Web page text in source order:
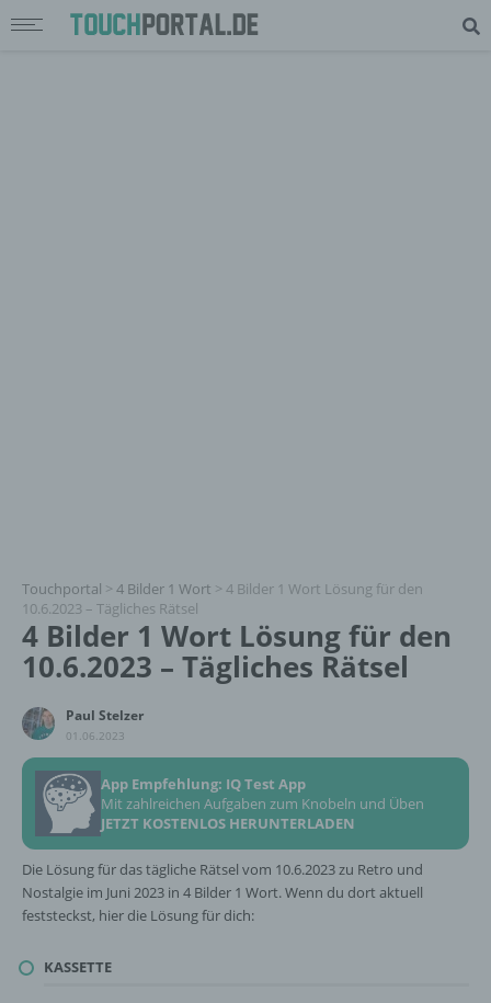
Touchportal > 4 Bilder 1 Wort > 4 Bilder 1 Wort Lösung für den
10.6.2023 – Tägliches Rätsel
4 Bilder 1 Wort Lösung für den
10.6.2023 – Tägliches Rätsel
Paul Stelzer
01.06.2023
App Empfehlung: IQ Test App
Mit zahlreichen Aufgaben zum Knobeln und Üben
JETZT KOSTENLOS HERUNTERLADEN
Die Lösung für das tägliche Rätsel vom 10.6.2023 zu Retro und
Nostalgie im Juni 2023 in 4 Bilder 1 Wort. Wenn du dort aktuell
feststeckst, hier die Lösung für dich:
KASSETTE